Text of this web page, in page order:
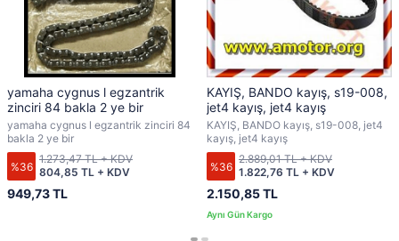
yamaha cygnus l egzantrik
zinciri 84 bakla 2 ye bir
yamaha cygnus l egzantrik zinciri 84
bakla 2 ye bir
%36
949,73 TL
804,85 TL + KDV
1.273,47 TL + KDV
KAYIŞ, BANDO kayış, s19-008,
jet4 kayış, jet4 kayış
KAYIŞ, BANDO kayış, s19-008, jet4
kayış, jet4 kayış
%36
2.150,85 TL
1.822,76 TL + KDV
2.889,01 TL + KDV